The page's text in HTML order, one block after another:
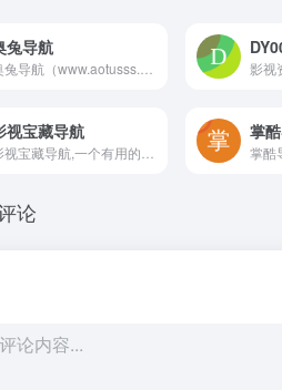
兔导航
影视
视宝藏导航 掌
论